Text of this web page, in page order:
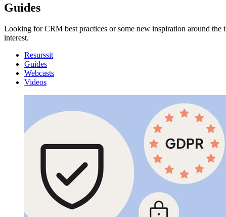
Guides
Looking for CRM best practices or some new inspiration around the
interest.
Resurssit
Guides
Webcasts
Videos